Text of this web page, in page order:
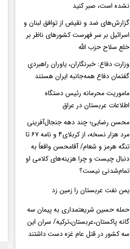
نشده است، صبر کنید
گزارش‌های ضد و نقیض از توافق لبنان و
اسرائیل بر سر فهرست کشورهای ناظر بر
خلع سلاح حزب الله
وزارت دفاع: خبرنگاران، یاوران راهبردیِ
گفتمان دفاع همه‌جانبه ایران هستند
ماموریت محرمانه رئیس دستگاه
اطلاعات عربستان در عراق
محسن رضایی؛ چند دهه جنجال‌آفرینی
مرد هزار نسخه، از کربلای۴ و نامه ۶۷ تا
تنگه هرمز و شعام/ آقا‌محسن واقعاً به
دنبال چیست و چرا هزینه‌های کلامی او
تمام‌شدنی نیست؟
یمن نفت عربستان را زمین زد
حمله حسین شریعتمداری به پیمان سه
گانه پاکستان،عربستان،ترکیه/ سران این
سه کشور در قتل عام غزه دست داشتند